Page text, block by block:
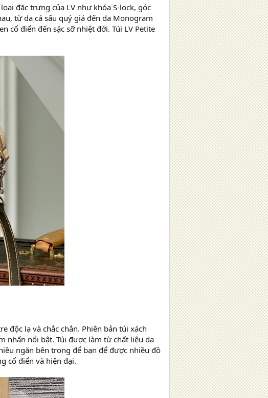
đặc trưng của LV như khóa S-lock, góc
từ da cá sấu quý giá đến da Monogram
cổ điển đến sặc sỡ nhiệt đới. Túi LV Petite
độc lạ và chắc chắn. Phiên bản túi xách
nhấn nổi bật. Túi được làm từ chất liệu da
ngăn bên trong để bạn để được nhiều đồ
cổ điển và hiện đại.